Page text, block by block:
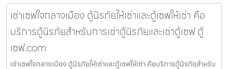
เช่าเซฟใจกลางเมือง ตู้นิรภัยให้เช่าและตู้เซฟให้เช่า คือ
บริการตู้นิรภัยสำหรับการเช่าตู้นิรภัยและเช่าตู้เซฟ ตู้
เซฟ.com
เช่าเซฟใจกลางเมือง ตู้นิรภัยให้เช่าและตู้เซฟให้เช่า คือบริการตู้นิรภัยสำหรับ